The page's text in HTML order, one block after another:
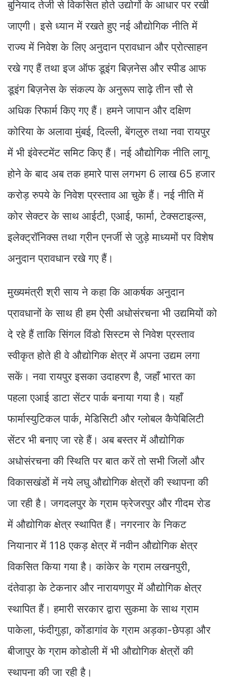
बुनियाद तेजी से विकसित होते उद्योगों के आधार पर रखी
जाएगी। इसे ध्यान में रखते हुए नई औद्योगिक नीति में
राज्य में निवेश के लिए अनुदान प्रावधान और प्रोत्साहन
रखे गए हैं तथा इज ऑफ डूइंग बिज़नेस और स्पीड आफ
डूइंग बिज़नेस के संकल्प के अनुरूप साढ़े तीन सौ से
अधिक रिफार्म किए गए हैं। हमने जापान और दक्षिण
कोरिया के अलावा मुंबई, दिल्ली, बेंगलुरु तथा नवा रायपुर
में भी इंवेस्टमेंट समिट किए हैं। नई औद्योगिक नीति लागू
होने के बाद अब तक हमारे पास लगभग 6 लाख 65 हजार
करोड़ रुपये के निवेश प्रस्ताव आ चुके हैं। नई नीति में
कोर सेक्टर के साथ आईटी, एआई, फार्मा, टेक्सटाइल्स,
इलेक्ट्रॉनिक्स तथा ग्रीन एनर्जी से जुड़े माध्यमों पर विशेष
अनुदान प्रावधान रखे गए हैं।
मुख्यमंत्री श्री साय ने कहा कि आकर्षक अनुदान
प्रावधानों के साथ ही हम ऐसी अधोसंरचना भी उद्यमियों को
दे रहे हैं ताकि सिंगल विंडो सिस्टम से निवेश प्रस्ताव
स्वीकृत होते ही वे औद्योगिक क्षेत्र में अपना उद्यम लगा
सकें। नवा रायपुर इसका उदाहरण है, जहाँ भारत का
पहला एआई डाटा सेंटर पार्क बनाया गया है। यहाँ
फार्मास्युटिकल पार्क, मेडिसिटी और ग्लोबल कैपेबिलिटी
सेंटर भी बनाए जा रहे हैं। अब बस्तर में औद्योगिक
अधोसंरचना की स्थिति पर बात करें तो सभी जिलों और
विकासखंडों में नये लघु औद्योगिक क्षेत्रों की स्थापना की
जा रही है। जगदलपुर के ग्राम फ्रेजरपुर और गीदम रोड
में औद्योगिक क्षेत्र स्थापित हैं। नगरनार के निकट
नियानार में 118 एकड़ क्षेत्र में नवीन औद्योगिक क्षेत्र
विकसित किया गया है। कांकेर के ग्राम लखनपुरी,
दंतेवाड़ा के टेकनार और नारायणपुर में औद्योगिक क्षेत्र
स्थापित हैं। हमारी सरकार द्वारा सुकमा के साथ ग्राम
पाकेला, फंदीगुड़ा, कोंडागांव के ग्राम अड़का-छेपड़ा और
बीजापुर के ग्राम कोडोली में भी औद्योगिक क्षेत्रों की
स्थापना की जा रही है।